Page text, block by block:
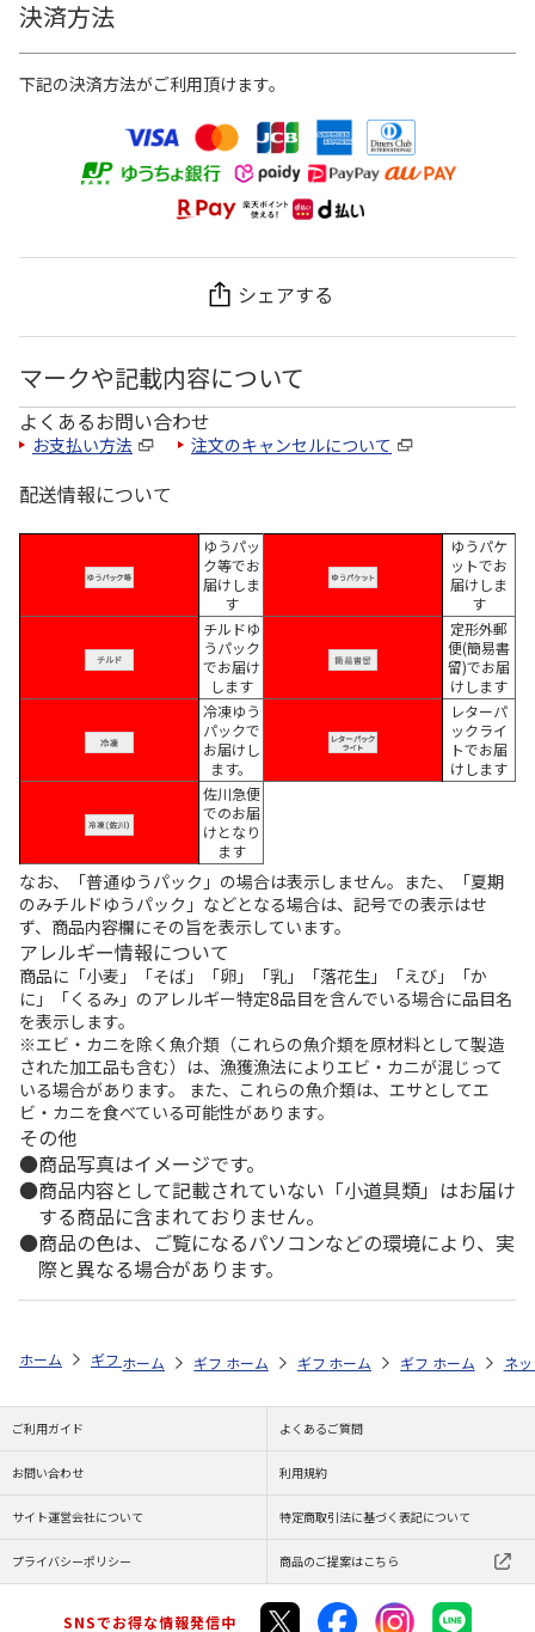
決済方法
下記の決済方法がご利用頂けます。
シェアする
マークや記載内容について
よくあるお問い合わせ
お支払い方法 注文のキャンセルについて
配送情報について
ゆうパッ
ク等でお
届けしま
す
ゆうパケ
ットでお
届けしま
す
チルドゆ
うパック
でお届け
します
定形外郵
便(簡易書
留)でお届
けします
冷凍ゆう
パックで
お届けし
ます。
レターパ
ックライ
トでお届
けします
佐川急便
でのお届
けとなり
ます
なお、「普通ゆうパック」の場合は表示しません。また、「夏期
のみチルドゆうパック」などとなる場合は、記号での表示はせ
ず、商品内容欄にその旨を表示しています。
アレルギー情報について
商品に「小麦」「そば」「卵」「乳」「落花生」「えび」「か
に」「くるみ」のアレルギー特定8品目を含んでいる場合に品目名
を表示します。
※エビ・カニを除く魚介類（これらの魚介類を原材料として製造
された加工品も含む）は、漁獲漁法によりエビ・カニが混じって
いる場合があります。 また、これらの魚介類は、エサとしてエ
ビ・カニを食べている可能性があります。
その他
商品写真はイメージです。
商品内容として記載されていない「小道具類」はお届け
する商品に含まれておりません。
商品の色は、ご覧になるパソコンなどの環境により、実
際と異なる場合があります。
ホーム ギフトストア お中元・夏ギフト特集 2026 ハム・お肉 ＜
ホーム ギフトストア お中元・夏ギフト特集 2026
ホーム ギフトストア お中元・夏ギフト
ホーム ギフトストア お
ホーム ネ
ご利用ガイド よくあるご質問
お問い合わせ 利用規約
サイト運営会社について 特定商取引法に基づく表記について
プライバシーポリシー 商品のご提案はこちら
SNSでお得な情報発信中